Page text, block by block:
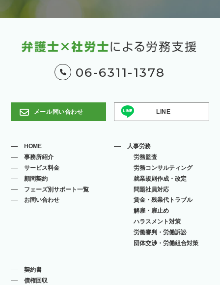
06-6311-1378
メール問い合わせ LINE
HOME
事務所紹介
サービス料金
顧問契約
フェーズ別サポート一覧
お問い合わせ
人事労務
労務監査
労務コンサルティング
就業規則作成・改定
問題社員対応
賃金・残業代トラブル
解雇・雇止め
ハラスメント対策
労働審判・労働訴訟
団体交渉・労働組合対策
契約書
債権回収